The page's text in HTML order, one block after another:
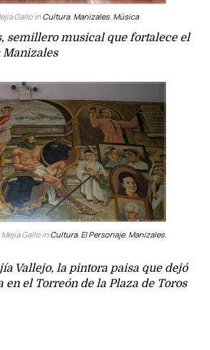
Gallo in Cultura, Manizales, Música
semillero musical que fortalece el
Manizales
Mejía Galloin Cultura, El Personaje, Manizales,
Vallejo, la pintora paisa que dejó
en el Torreón de la Plaza de Toros